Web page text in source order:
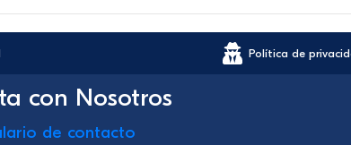
Política de
con Nosotros
de contacto